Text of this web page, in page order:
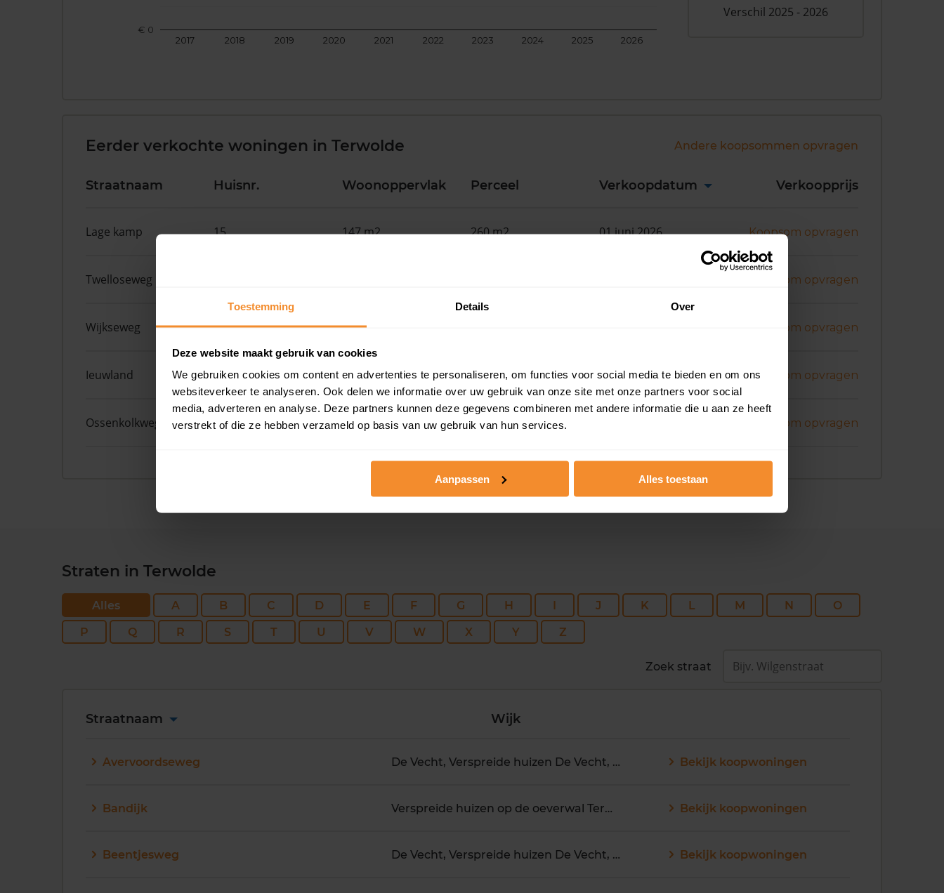
Toestemming Details Over
Deze website maakt gebruik van cookies
We gebruiken cookies om content en advertenties te personaliseren, om functies voor social media te bieden en om ons
websiteverkeer te analyseren. Ook delen we informatie over uw gebruik van onze site met onze partners voor social
media, adverteren en analyse. Deze partners kunnen deze gegevens combineren met andere informatie die u aan ze heeft
verstrekt of die ze hebben verzameld op basis van uw gebruik van hun services.
Aanpassen Alles toestaan
2017 2018 2019 2020 2021 2022 2023 2024 2025 2026
€ 0
Verschil 2025 - 2026
Eerder verkochte woningen in Terwolde Andere koopsommen opvragen
Straatnaam Huisnr. Woonoppervlak Perceel Verkoopdatum Verkoopprijs
Lage kamp 15 147 m2 260 m2 01 juni 2026 Koopsom opvragen
Twelloseweg Koopsom opvragen
Wijkseweg 70 122 m2 Koopsom opvragen
Ieuwland 18 155 m2 251 m2 11 mei 2026 Koopsom opvragen
Ossenkolkweg 1 186 m2 997 m2 Koopsom opvragen
Straten in Terwolde
Alles A B C D E F G H I J K L M N
O
P
Q R S T U V W X Y Z
Zoek straat
Straatnaam Wijk
Avervoordseweg De Vecht, Verspreide huizen De Vecht, De Pol en omgeving Bekijk koopwoningen
Bandijk Verspreide huizen op de oeverwal Terwolde, Verspreide huizen Twello-Noord, Terwolde Bekijk koopwoningen
Beentjesweg De Vecht, Verspreide huizen De Vecht, De Pol en omgeving Bekijk koopwoningen